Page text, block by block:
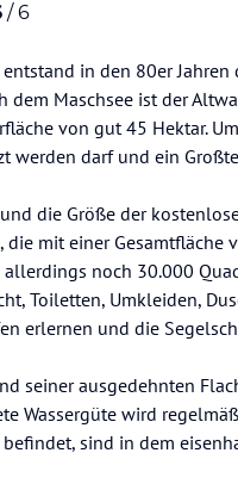
/ 6
in den 80er Jahren
dem Maschsee ist der
von gut 45 Hektar.
werden darf und ein
die Größe der
mit einer Gesamtfläche
noch 30.000
Toiletten, Umkleiden,
erlernen und die
seiner ausgedehnten
Wassergüte wird
sind in dem